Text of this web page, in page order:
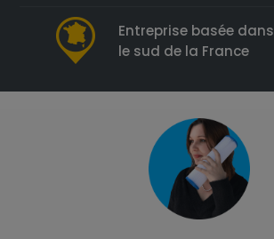
Entreprise basée dans
le sud de la France